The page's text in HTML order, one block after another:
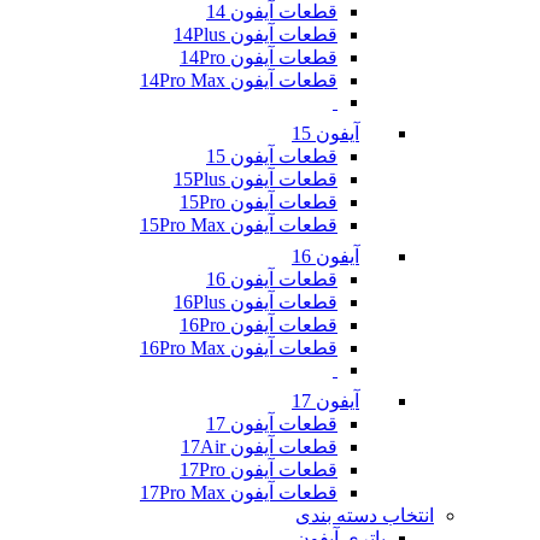
قطعات آیفون 14
قطعات آیفون 14Plus
قطعات آیفون 14Pro
قطعات آیفون 14Pro Max
آیفون 15
قطعات آیفون 15
قطعات آیفون 15Plus
قطعات آیفون 15Pro
قطعات آیفون 15Pro Max
آیفون 16
قطعات آیفون 16
قطعات آیفون 16Plus
قطعات آیفون 16Pro
قطعات آیفون 16Pro Max
آیفون 17
قطعات آیفون 17
قطعات آیفون 17Air
قطعات آیفون 17Pro
قطعات آیفون 17Pro Max
انتخاب دسته بندی